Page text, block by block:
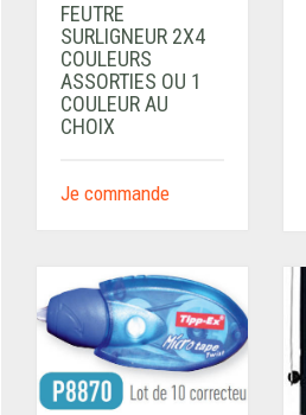
FEUTRE
SURLIGNEUR 2X4
COULEURS
ASSORTIES OU 1
COULEUR AU
CHOIX
Je commande